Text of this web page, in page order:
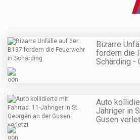
Bizarre
fordern die
Schärding -
Auto
Jähriger in
Gusen